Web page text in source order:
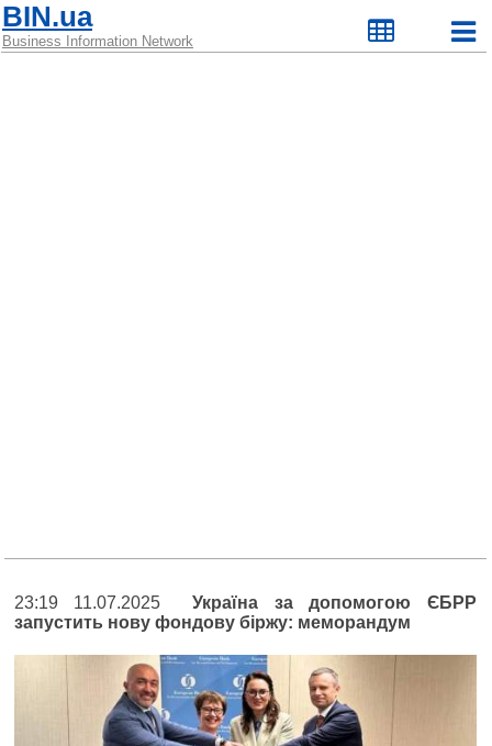
BIN.ua
Business Information Network
23:19 11.07.2025Україна за допомогою ЄБРР
запустить нову фондову біржу: меморандум